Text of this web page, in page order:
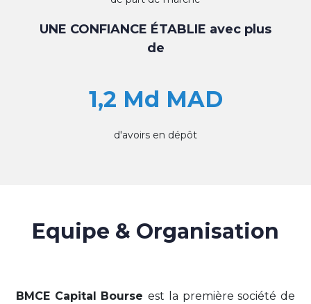
UNE CONFIANCE ÉTABLIE avec plus
de
1,2 Md MAD
d'avoirs en dépôt
Equipe & Organisation
BMCE Capital Bourseest la première société de